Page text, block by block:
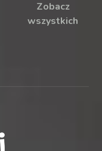
Zobacz
wszystkich